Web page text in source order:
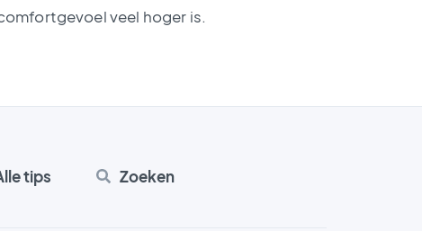
veel hoger is.
tips Zoeken